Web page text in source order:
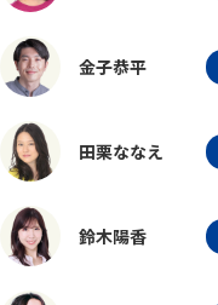
金子恭平
田栗ななえ
鈴木陽香